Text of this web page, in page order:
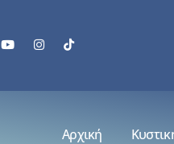
Αρχική